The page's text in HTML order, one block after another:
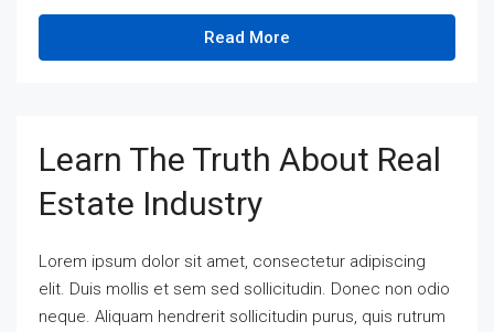
Read More
Learn The Truth About Real
Estate Industry
Lorem ipsum dolor sit amet, consectetur adipiscing
elit. Duis mollis et sem sed sollicitudin. Donec non odio
neque. Aliquam hendrerit sollicitudin purus, quis rutrum